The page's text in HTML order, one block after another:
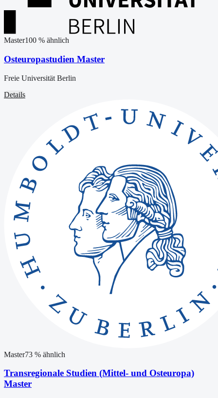
Master100 % ähnlich
Osteuropastudien Master
Freie Universität Berlin
Details
Master73 % ähnlich
Transregionale Studien (Mittel- und Osteuropa)
Master